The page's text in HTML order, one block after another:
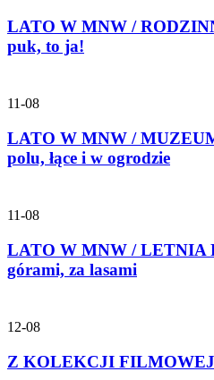
LATO W MNW /
puk, to ja!
11-08
LATO W MNW /
polu, łące i w ogrodzie
11-08
LATO W MNW / LETNIA
górami, za lasami
12-08
Z KOLEKCJI FILMOWEJ